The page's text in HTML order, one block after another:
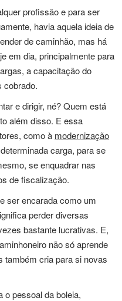
profissão e para ser
havia aquela ideia de
de caminhão, mas há
em dia, principalmente para
a capacitação do
cobrado.
e dirigir, né? Quem está
além disso. E essa
como à modernização
carga, para se
se enquadrar nas
de fiscalização.
ser encarada como um
perder diversas
bastante lucrativas. E,
não só aprende
também cria para si novas
o pessoal da boleia,